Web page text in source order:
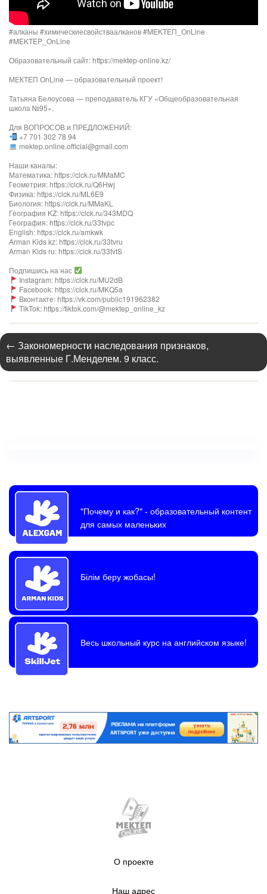
#алканы #химическиесвойстваалканов​​ #MEKTEП_OnLine​​
#MEKTEP_OnLine​​
Образовательный сайт: https://mektep-online.kz/
МЕКТЕП OnLine — образовательный проект!
Татьяна Белоусова — преподаватель КГУ «Общеобразовательная
школа №95».
Для ВОПРОСОВ и ПРЕДЛОЖЕНИЙ:
+7 701 302 78 94
mektep.online.official@gmail.com
Наши каналы:
Математика: https://clck.ru/MMaMC
Геометрия: https://clck.ru/Q6Hwj
Физика: https://clck.ru/ML6E9
Биология: https://clck.ru/MMaKL​​​​​​
География KZ: https://clck.ru/343MDQ
География: https://clck.ru/33tvpc
English: https://clck.ru/amkwk
Arman Kids kz: https://clck.ru/33tvru
Arman Kids ru: https://clck.ru/33tvtS
Подпишись на нас
Instagram: https://clck.ru/MU2dB
Facebook: https://clck.ru/MKQ5a
Вконтакте: https://vk.com/public191962382
TikTok: https://tiktok.com/@mektep_online_kz
← Закономерности наследования признаков,
выявленные Г.Менделем. 9 класс.
"Почему и как?"- образовательный контент
для самых маленьких
Білім беру жобасы!
Весь школьный курс на английском языке!
О проекте
Наш адрес